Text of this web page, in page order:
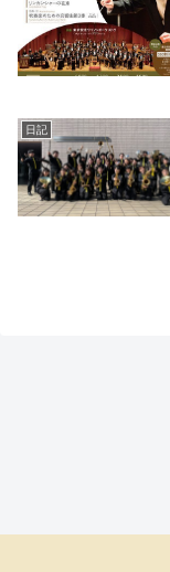
日記